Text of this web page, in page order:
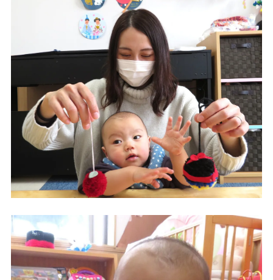
こじかのブログ
採用サイト
お問い合わせ
TEL.0476-36-5161